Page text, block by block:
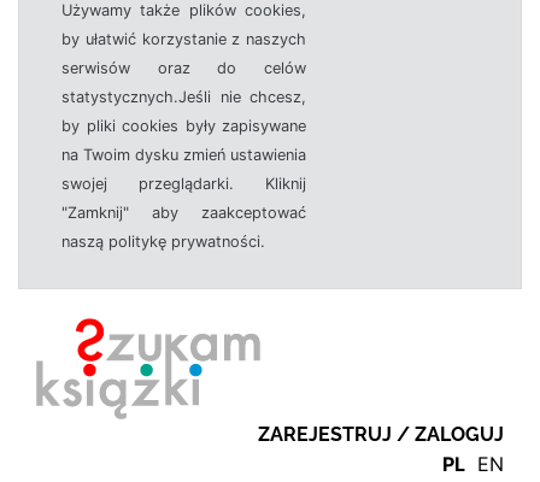
Używamy także plików cookies,
by ułatwić korzystanie z naszych
serwisów oraz do celów
statystycznych.Jeśli nie chcesz,
by pliki cookies były zapisywane
na Twoim dysku zmień ustawienia
swojej przeglądarki. Kliknij
"Zamknij" aby zaakceptować
naszą politykę prywatności.
ZAREJESTRUJ / ZALOGUJ
PL EN